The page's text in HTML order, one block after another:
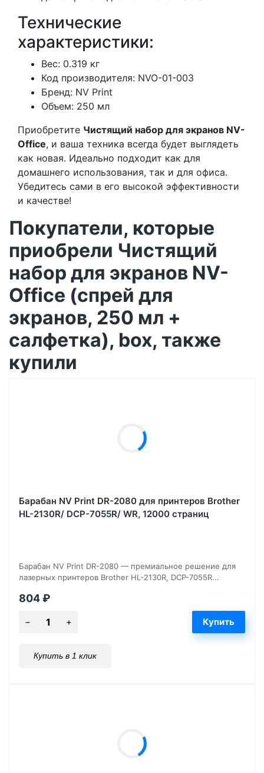
Технические
характеристики:
Вес: 0.319 кг
Код производителя: NVO-01-003
Бренд: NV Print
Объем: 250 мл
Приобретите Чистящий набор для экранов NV-
Office, и ваша техника всегда будет выглядеть
как новая. Идеально подходит как для
домашнего использования, так и для офиса.
Убедитесь сами в его высокой эффективности
и качестве!
Покупатели, которые
приобрели Чистящий
набор для экранов NV-
Office (спрей для
экранов, 250 мл +
салфетка), box, также
купили
Барабан NV Print DR-2080 для принтеров Brother
HL-2130R/ DCP-7055R/ WR, 12000 страниц
Барабан NV Print DR-2080 — премиальное решение для
лазерных принтеров Brother HL-2130R, DCP-7055R...
804₽
Купить в 1 клик